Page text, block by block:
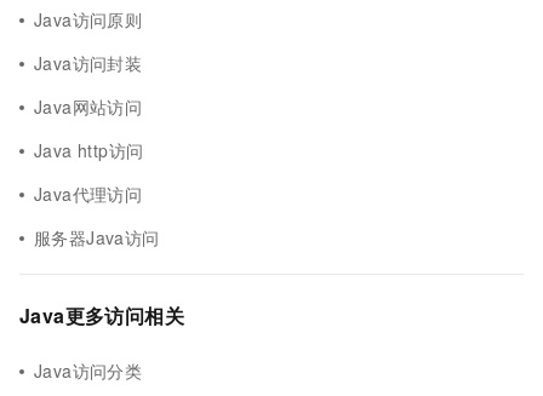
Java访问原则
Java访问封装
Java网站访问
Java http访问
Java代理访问
服务器Java访问
Java更多访问相关
Java访问分类